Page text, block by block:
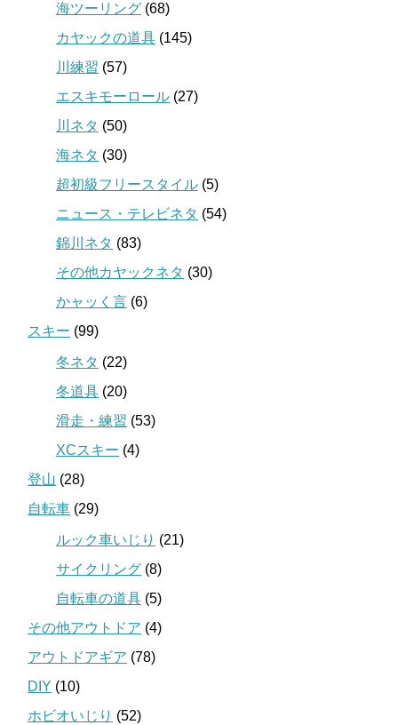
海ツーリング (68)
カヤックの道具 (145)
川練習 (57)
エスキモーロール (27)
川ネタ (50)
海ネタ (30)
超初級フリースタイル (5)
ニュース・テレビネタ (54)
錦川ネタ (83)
その他カヤックネタ (30)
かャッく言 (6)
スキー (99)
冬ネタ (22)
冬道具 (20)
滑走・練習 (53)
XCスキー (4)
登山 (28)
自転車 (29)
ルック車いじり (21)
サイクリング (8)
自転車の道具 (5)
その他アウトドア (4)
アウトドアギア (78)
DIY (10)
ホビオいじり (52)